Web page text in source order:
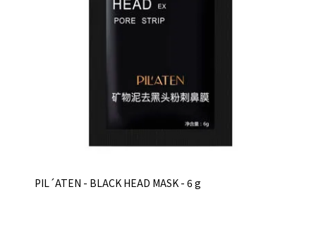
PIL´ATEN - BLACK HEAD MASK - 6 g